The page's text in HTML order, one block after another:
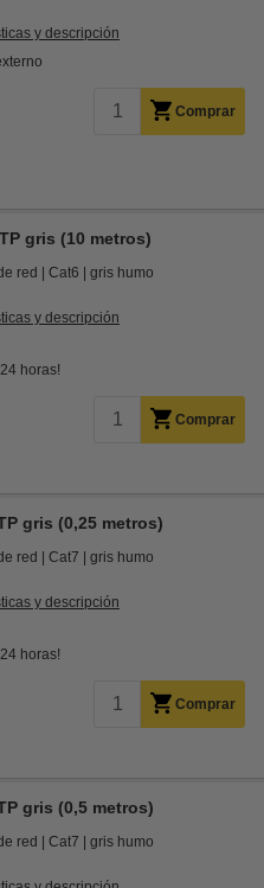
y descripción
Comprar
gris (10 metros)
red Cat6 gris humo
y descripción
horas!
Comprar
gris (0,25 metros)
red Cat7 gris humo
y descripción
horas!
Comprar
gris (0,5 metros)
red Cat7 gris humo